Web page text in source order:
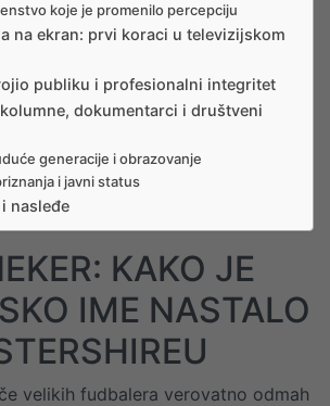
koje je promenilo percepciju
na ekran: prvi koraci u televizijskom
publiku i profesionalni integritet
dokumentarci i društveni
generacije i obrazovanje
i javni status
nasleđe
KAKO JE
IME NASTALO
velikih fudbalera verovatno odmah